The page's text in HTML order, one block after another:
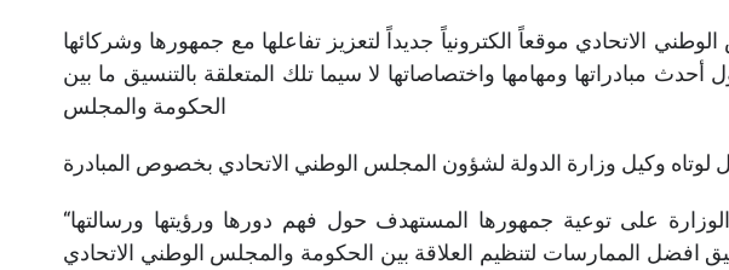
الاتحادي موقعاً الكترونياً جديداً لتعزيز تفاعلها مع جمهورها وشركائها
أحدث مبادراتها ومهامها واختصاصاتها لا سيما تلك المتعلقة بالتنسيق ما بين
الحكومة والمجلس
“يعكس إطلاق الموقع الجديد حرص الوزارة على توعية جمهورها المستهدف حول فهم دورها ورؤيتها ورسالتها
افضل الممارسات لتنظيم العلاقة بين الحكومة والمجلس الوطني الاتحادي